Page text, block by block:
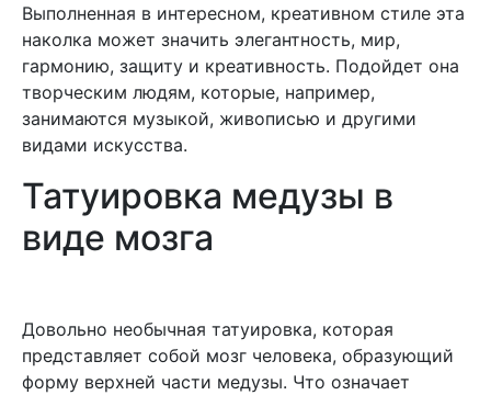
Выполненная в интересном, креативном стиле эта
наколка может значить элегантность, мир,
гармонию, защиту и креативность. Подойдет она
творческим людям, которые, например,
занимаются музыкой, живописью и другими
видами искусства.
Татуировка медузы в
виде мозга
Довольно необычная татуировка, которая
представляет собой мозг человека, образующий
форму верхней части медузы. Что означает